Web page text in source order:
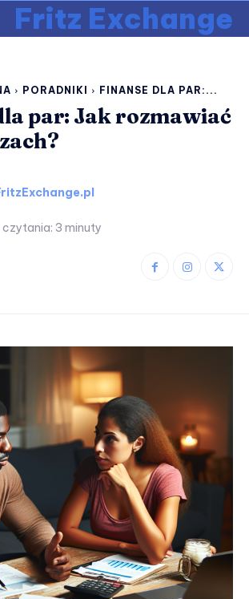
Fritz Exchange
PORADNIKI FINANSE DLA PAR:...
par: Jak rozmawiać
3 minuty